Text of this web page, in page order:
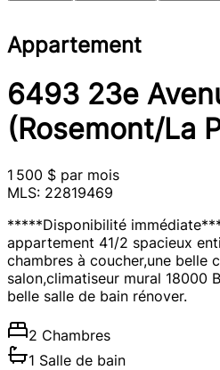
Appartement
6493 23e
(Rosemont/La
1 500 $ par mois
MLS: 22819469
*****Disponibilité
appartement 41/2 spacieux
chambres à coucher,une belle
salon,climatiseur mural 18000
belle salle de bain rénover.
2 Chambres
1 Salle de bain